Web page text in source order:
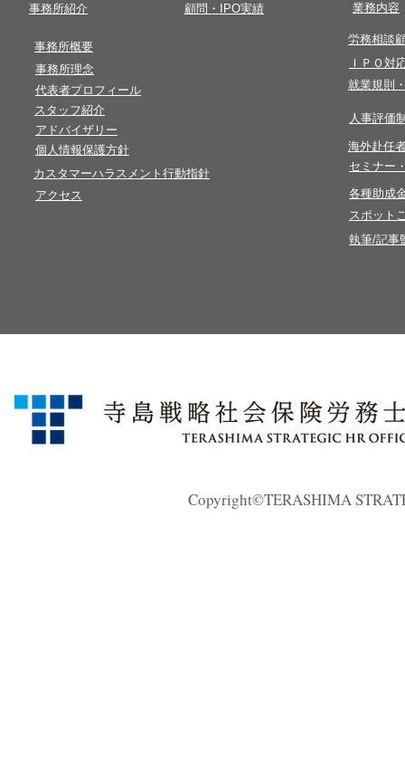
​事務所紹介 ​顧問・IPO実績
​事務所概要
事務所理念
代表者プロフィール
​スタッフ紹介
​アドバイザリー
​個人情報保護方針​
カスタマーハラスメント行動指針
アクセス
​業務内容
労務相談
ＩＰＯ対
就業規則
人事評価
海外赴任
セミナー
各種助成
スポット
執筆/記事
Copyright©TERASHIMA